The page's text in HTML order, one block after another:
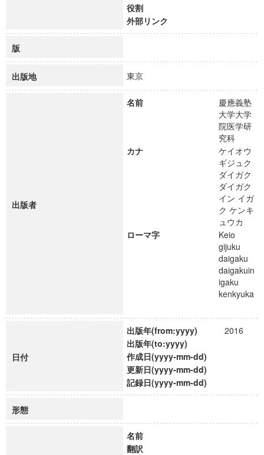
役割
外部リンク
版
出版地 東京
出版者
名前
慶應義塾
大学大学
院医学研
究科
カナ
ケイオウ
ギジュク
ダイガク
ダイガク
イン イガ
ク ケンキ
ュウカ
ローマ字
Keio
gijuku
daigaku
daigakuin
igaku
kenkyuka
日付
出版年(from:yyyy)
2016
出版年(to:yyyy)
作成日(yyyy-mm-dd)
更新日(yyyy-mm-dd)
記録日(yyyy-mm-dd)
形態
名前
翻訳